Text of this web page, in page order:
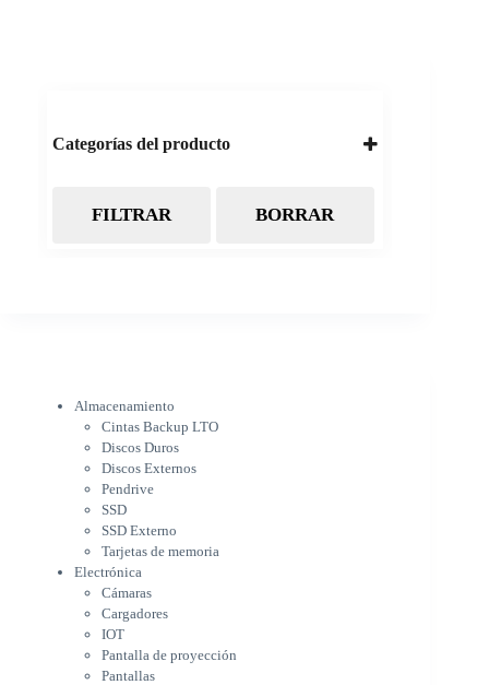
Categorías del producto
Almacenamiento
Cámaras
Cargadores
IOT
Pantalla de proyección
Pantallas
Parlantes
Proyectores
Relojes Inteligentes
Televisores
Gaming
Escritorios & Sillas
Hogar
Bebés & Niños
FILTRAR BORRAR
Almacenamiento
Cintas Backup LTO
Discos Duros
Discos Externos
Pendrive
SSD
SSD Externo
Tarjetas de memoria
Electrónica
Cámaras
Cargadores
IOT
Pantalla de proyección
Pantallas